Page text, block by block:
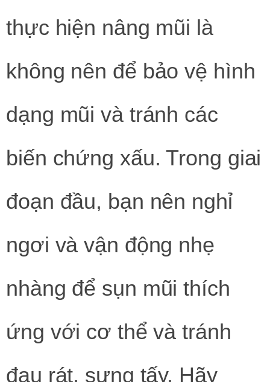
thực hiện nâng mũi là
không nên để bảo vệ hình
dạng mũi và tránh các
biến chứng xấu. Trong giai
đoạn đầu, bạn nên nghỉ
ngơi và vận động nhẹ
nhàng để sụn mũi thích
ứng với cơ thể và tránh
đau rát, sưng tấy. Hãy